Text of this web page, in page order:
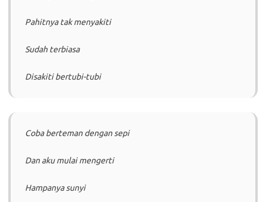
Pahitnya tak menyakiti
Sudah terbiasa
Disakiti bertubi-tubi
Coba berteman dengan sepi
Dan aku mulai mengerti
Hampanya sunyi